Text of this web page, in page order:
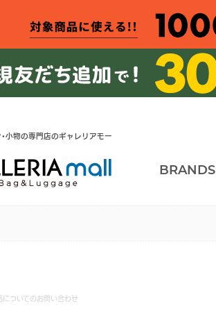
小物の専門店のギャレリアモー
BRANDS
についてのお問い合わせ